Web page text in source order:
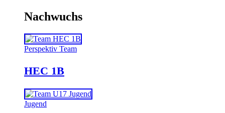
Nachwuchs
Perspektiv Team
HEC 1B
Jugend